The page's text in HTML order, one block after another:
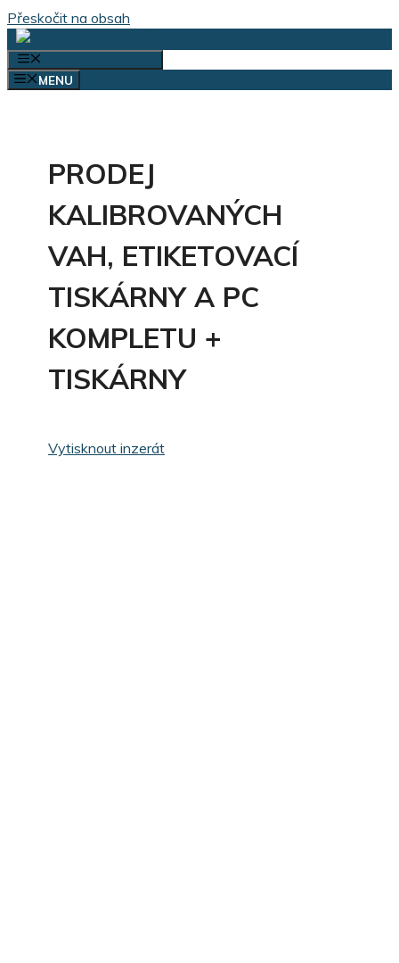
Přeskočit na obsah
MENU
PRODEJ
KALIBROVANÝCH
VAH, ETIKETOVACÍ
TISKÁRNY A PC
KOMPLETU +
TISKÁRNY
Vytisknout inzerát